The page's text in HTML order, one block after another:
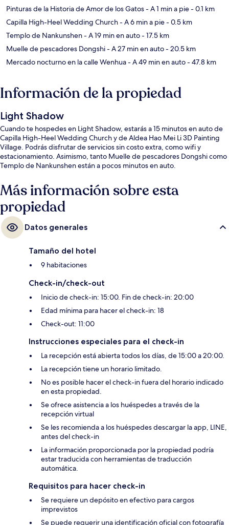
Pinturas de la Historia de Amor de los Gatos- A 1 min a pie- 0.1 km
Capilla High-Heel Wedding Church- A 6 min a pie- 0.5 km
Templo de Nankunshen- A 19 min en auto- 17.5 km
Muelle de pescadores Dongshi- A 27 min en auto- 20.5 km
Mercado nocturno en la calle Wenhua- A 49 min en auto- 47.8 km
Información de la propiedad
Light Shadow
Cuando te hospedes en Light Shadow, estarás a 15 minutos en auto de
Capilla High-Heel Wedding Church y de Aldea Hao Mei Li 3D Painting
Village. Podrás disfrutar de servicios sin costo extra, como wifi y
estacionamiento. Asimismo, tanto Muelle de pescadores Dongshi como
Templo de Nankunshen están a pocos minutos en auto.
Más información sobre esta
propiedad
Datos generales
Tamaño del hotel
9 habitaciones
Check-in/check-out
Inicio de check-in: 15:00. Fin de check-in: 20:00
Edad mínima para hacer el check-in: 18
Check-out: 11:00
Instrucciones especiales para el check-in
La recepción está abierta todos los días, de 15:00 a 20:00.
La recepción tiene un horario limitado.
No es posible hacer el check-in fuera del horario indicado
en esta propiedad.
Se ofrece asistencia a los huéspedes a través de la
recepción virtual
Se les recomienda a los huéspedes descargar la app, LINE,
antes del check-in
La información proporcionada por la propiedad podría
estar traducida con herramientas de traducción
automática.
Requisitos para hacer check-in
Se requiere un depósito en efectivo para cargos
imprevistos
Se puede requerir una identificación oficial con fotografía